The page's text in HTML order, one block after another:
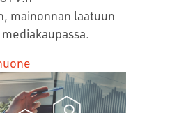
mainonnan laatuun